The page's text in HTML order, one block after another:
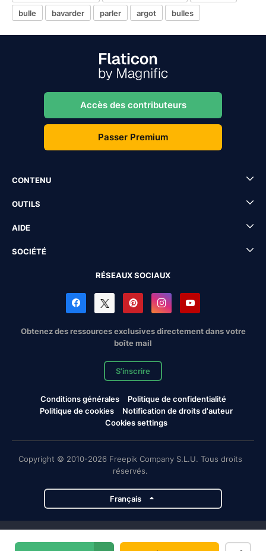
bulle
bavarder parler argot bulles
Accès des contributeurs
Passer Premium
CONTENU
OUTILS
AIDE
SOCIÉTÉ
RÉSEAUX SOCIAUX
Obtenez des ressources exclusives directement dans votre
boîte mail
S'inscrire
Conditions générales
Politique de confidentialité
Politique de cookies
Notification de droits d'auteur
Cookies settings
Copyright © 2010-2026 Freepik Company S.L.U. Tous droits
réservés.
Français